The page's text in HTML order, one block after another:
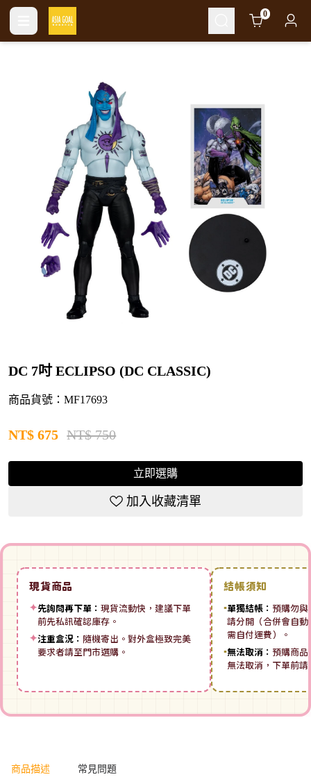
Cart 0
DC 7吋 ECLIPSO (DC CLASSIC)
商品貨號：MF17693
NT$ 675 NT$ 750
立即選購
加入收藏清單
現貨商品
✦先詢問再下單： 現貨流動快，建議下單
前先私訊確認庫存。
✦注重盒況： 隨機寄出。對外盒極致完美
要求者請至門市選購。
結帳須知
▪單獨結帳： 預購勿與
請分開（合併會自
需自付運費）。
▪無法取消： 預購商品
無法取消，下單前
商品描述 常見問題